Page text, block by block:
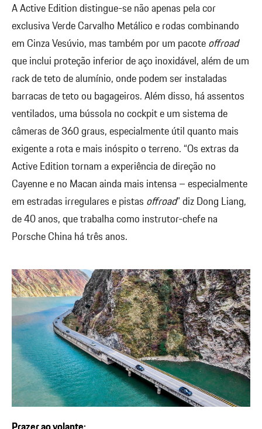
A Active Edition distingue-se não apenas pela cor
exclusiva Verde Carvalho Metálico e rodas combinando
em Cinza Vesúvio, mas também por um pacoteoffroad
que inclui proteção inferior de aço inoxidável, além de um
rack de teto de alumínio, onde podem ser instaladas
barracas de teto ou bagageiros. Além disso, há assentos
ventilados, uma bússola no cockpit e um sistema de
câmeras de 360 graus, especialmente útil quanto mais
exigente a rota e mais inóspito o terreno. “Os extras da
Active Edition tornam a experiência de direção no
Cayenne e no Macan ainda mais intensa – especialmente
em estradas irregulares e pistas offroad” diz Dong Liang,
de 40 anos, que trabalha como instrutor-chefe na
Porsche China há três anos.